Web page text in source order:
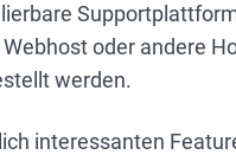
oder andere
werden.
interessanten